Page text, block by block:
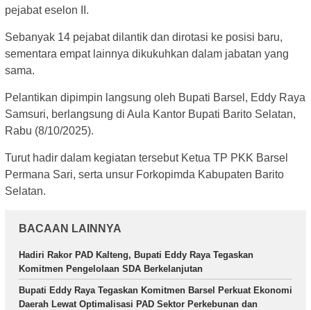
pejabat eselon II.
Sebanyak 14 pejabat dilantik dan dirotasi ke posisi baru,
sementara empat lainnya dikukuhkan dalam jabatan yang
sama.
Pelantikan dipimpin langsung oleh Bupati Barsel, Eddy Raya
Samsuri, berlangsung di Aula Kantor Bupati Barito Selatan,
Rabu (8/10/2025).
Turut hadir dalam kegiatan tersebut Ketua TP PKK Barsel
Permana Sari, serta unsur Forkopimda Kabupaten Barito
Selatan.
BACAAN LAINNYA
Hadiri Rakor PAD Kalteng, Bupati Eddy Raya Tegaskan
Komitmen Pengelolaan SDA Berkelanjutan
Bupati Eddy Raya Tegaskan Komitmen Barsel Perkuat Ekonomi
Daerah Lewat Optimalisasi PAD Sektor Perkebunan dan